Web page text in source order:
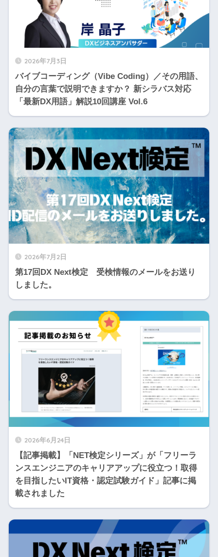
2026年7月3日
バイブコーディング（Vibe Coding）／その用語、
自分の言葉で説明できますか？ 新シラバス対応
「最新DX用語」解説10回講座 Vol.6
2026年7月2日
第17回DX Next検定 受検情報のメールをお送り
しました。
2026年6月24日
【記事掲載】「NET検定シリーズ」が「フリーラ
ンスエンジニアのキャリアアップに役立つ！取得
を目指したいIT資格・認定試験ガイド」記事に掲
載されました